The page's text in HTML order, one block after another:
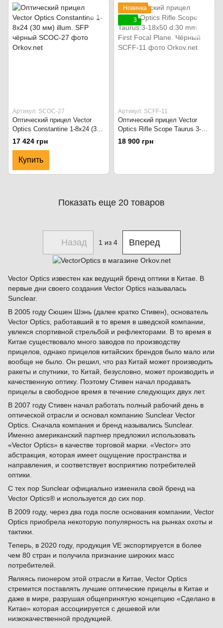
Артикул: SCOC-27
Оптический прицел Vector
Optics Constantine 1-8x24 (30
мм) illum. SFP чёрный
17 424 грн
Купить
Новинка
3
Артикул: SCFF-11
Оптический прицел Vector
Optics Rifle Scope Taurus 3-
18x50 d:30 mm. First Focal
Plane. Чёрный
18 900 грн
Показать еще 20 товаров
Назад 1 из 4 Вперед
Vector Optics известен как ведущий бренд оптики в Китае. В
первые дни своего создания Vector Optics называлась
Sunclear.
В 2005 году Сюшен Шэнь (далее кратко Стивен), основатель
Vector Optics, работавший в то время в шведской компании,
увлекся спортивной стрельбой и рефлекторами. В то время в
Китае существовало много заводов по производству
прицелов, однако прицелов китайских брендов было мало или
вообще не было. Он решил, что раз Китай может производить
ракеты и спутники, то Китай, безусловно, может производить и
качественную оптику. Поэтому Стивен начал продавать
прицелы в свободное время в течение следующих двух лет.
В 2007 году Стивен начал работать полный рабочий день в
оптической отрасли и основал компанию Sunclear Vector
Optics. Сначала компания и бренд назывались Sunclear.
Именно американский партнер предложил использовать
«Vector Optics» в качестве торговой марки. «Vector» это
абстракция, которая имеет ощущение пространства и
направления, и соответствует восприятию потребителей
оптики.
С тех пор Sunclear официально изменила свой бренд на
Vector Optics® и используется до сих пор.
В 2009 году, через два года после основания компании, Vector
Optics приобрела некоторую популярность на рынках охоты и
тактики.
Теперь, в 2020 году, продукция VE экспортируется в более
чем 80 стран и получила признание широких масс
потребителей.
Являясь пионером этой отрасли в Китае, Vector Optics
стремится поставлять лучшие оптические прицелы в Китае и
даже в мире, разрушая общепринятую концепцию «Сделано в
Китае» которая ассоциируется с дешевой или
низкокачественной продукцией.